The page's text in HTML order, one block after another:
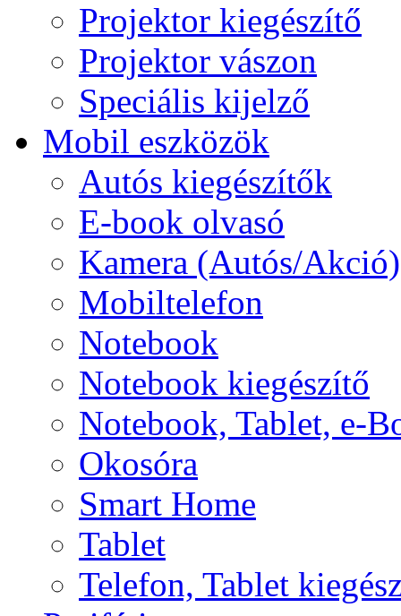
Projektor kiegészítő
Projektor vászon
Speciális kijelző
Mobil eszközök
Autós kiegészítők
E-book olvasó
Kamera (Autós/Akció)
Mobiltelefon
Notebook
Notebook kiegészítő
Notebook, Tablet, e-
Okosóra
Smart Home
Tablet
Telefon, Tablet